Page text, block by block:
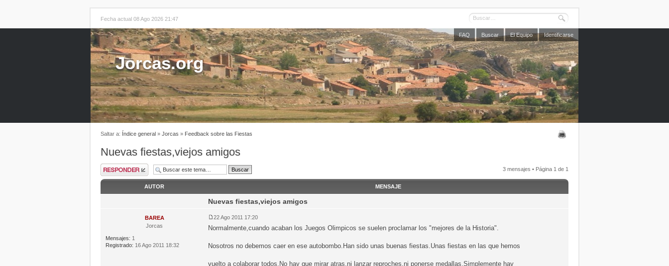
Fecha actual 08 Ago 2026 21:47
FAQ Buscar El Equipo Identificarse
Jorcas.org
Saltar a: Índice general » Jorcas » Feedback sobre las Fiestas
Nuevas fiestas,viejos amigos
3 mensajes • Página 1 de 1
AUTOR MENSAJE
BAREA
Jorcas
Mensajes: 1
Registrado: 16 Ago 2011 18:32
Nuevas fiestas,viejos amigos
22 Ago 2011 17:20
Normalmente,cuando acaban los Juegos Olimpicos se suelen proclamar los "mejores de la Historia".
Nosotros no debemos caer en ese autobombo.Han sido unas buenas fiestas.Unas fiestas en las que hemos
vuelto a colaborar todos.No hay que mirar atras,ni lanzar reproches,ni ponerse medallas.Simplemente hay